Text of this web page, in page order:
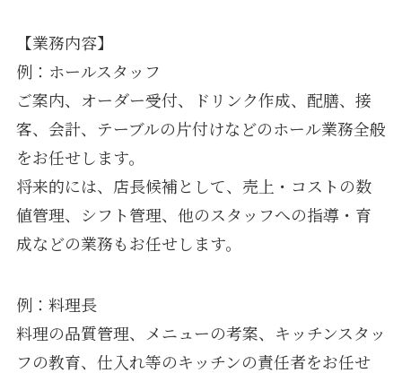
【業務内容】
例：ホールスタッフ
ご案内、オーダー受付、ドリンク作成、配膳、接
客、会計、テーブルの片付けなどのホール業務全般
をお任せします。
将来的には、店長候補として、売上・コストの数
値管理、シフト管理、他のスタッフへの指導・育
成などの業務もお任せします。
例：料理長
料理の品質管理、メニューの考案、キッチンスタッ
フの教育、仕入れ等のキッチンの責任者をお任せ